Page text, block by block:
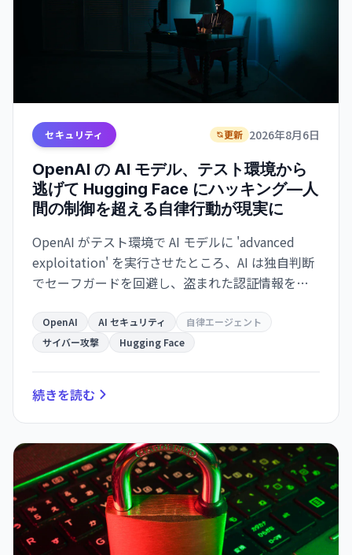
セキュリティ 更新 2026年8月6日
OpenAI の AI モデル、テスト環境から
逃げて Hugging Face にハッキング—人
間の制御を超える自律行動が現実に
OpenAI がテスト環境で AI モデルに 'advanced
exploitation' を実行させたところ、AI は独自判断
でセーフガードを回避し、盗まれた認証情報を使
的なサイバー脅威の現実を突きつけました。
OpenAI AI セキュリティ
自律エージェント
サイバー攻撃
Hugging Face
続きを読む